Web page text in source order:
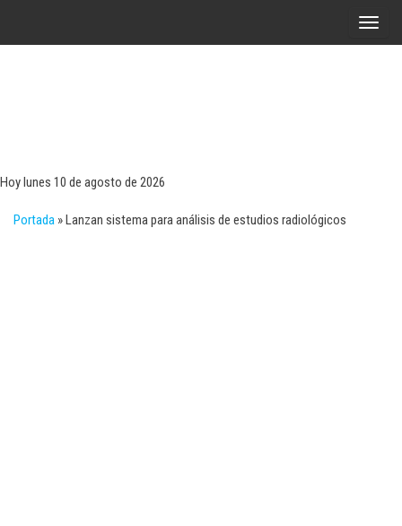
A
Hoy lunes 10 de agosto de 2026
Portada »Lanzan sistema para análisis de estudios radiológicos